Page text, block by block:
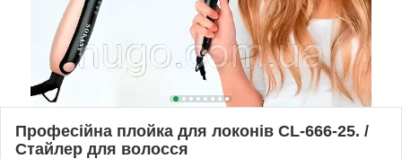
Професійна плойка для локонів CL-666-25. /
Стайлер для волосся